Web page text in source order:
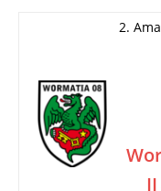
2.
II